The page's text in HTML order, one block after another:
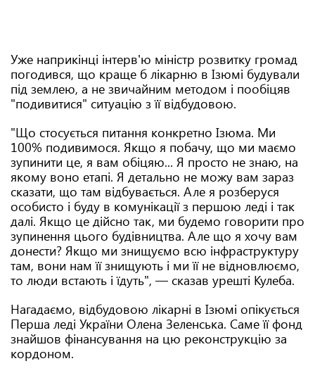
Уже наприкінці інтерв'ю міністр розвитку громад
погодився, що краще б лікарню в Ізюмі будували
під землею, а не звичайним методом і пообіцяв
"подивитися" ситуацію з її відбудовою.
"Що стосується питання конкретно Ізюма. Ми
100% подивимося. Якщо я побачу, що ми маємо
зупинити це, я вам обіцяю... Я просто не знаю, на
якому воно етапі. Я детально не можу вам зараз
сказати, що там відбувається. Але я розберуся
особисто і буду в комунікації з першою леді і так
далі. Якщо це дійсно так, ми будемо говорити про
зупинення цього будівництва. Але що я хочу вам
донести? Якщо ми знищуємо всю інфраструктуру
там, вони нам її знищують і ми її не відновлюємо,
то люди встають і їдуть", — сказав урешті Кулеба.
Нагадаємо, відбудовою лікарні в Ізюмі опікується
Перша леді України Олена Зеленська. Саме її фонд
знайшов фінансування на цю реконструкцію за
кордоном.